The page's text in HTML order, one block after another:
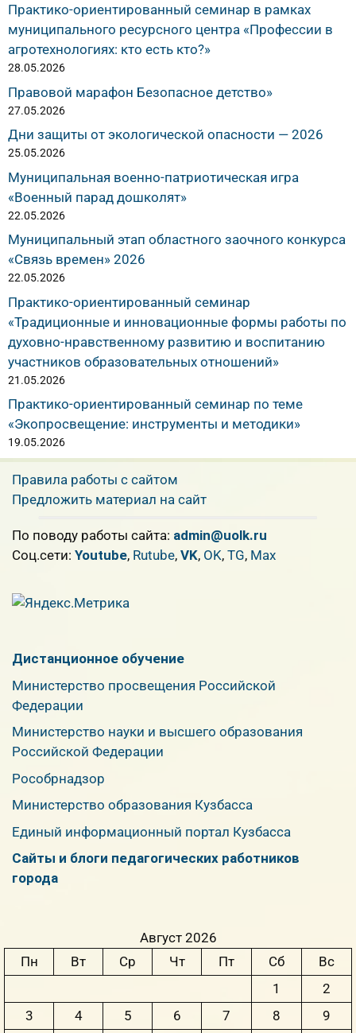
Практико-ориентированный семинар в рамках
муниципального ресурсного центра «Профессии в
агротехнологиях: кто есть кто?»
28.05.2026
Правовой марафон Безопасное детство»
27.05.2026
Дни защиты от экологической опасности — 2026
25.05.2026
Муниципальная военно-патриотическая игра
«Военный парад дошколят»
22.05.2026
Муниципальный этап областного заочного конкурса
«Связь времен» 2026
22.05.2026
Практико-ориентированный семинар
«Традиционные и инновационные формы работы по
духовно-нравственному развитию и воспитанию
участников образовательных отношений»
21.05.2026
Практико-ориентированный семинар по теме
«Экопросвещение: инструменты и методики»
19.05.2026
Правила работы с сайтом
Предложить материал на сайт
По поводу работы сайта: admin@uolk.ru
Cоц.сети: Youtube, Rutube, VK, OK, TG, Max
Дистанционное обучение
Министерство просвещения Российской
Федерации
Министерство науки и высшего образования
Российской Федерации
Рособрнадзор
Министерство образования Кузбасса
Единый информационный портал Кузбасса
Сайты и блоги педагогических работников
города
Август 2026
Пн
Вт Ср Чт Пт Сб
Вс
1
2
3
4 5 6 7 8 9